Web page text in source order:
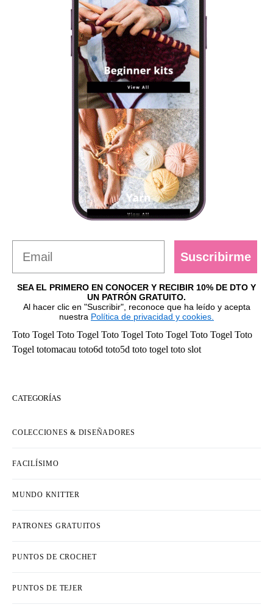
Suscribirme
SEA EL PRIMERO EN CONOCER Y RECIBIR 10% DE DTO Y
UN PATRÓN GRATUITO.
Al hacer clic en "Suscribir", reconoce que ha leído y acepta
nuestra Política de privacidad y cookies.
Toto Togel Toto Togel Toto Togel Toto Togel Toto Togel Toto
Togel totomacau toto6d toto5d toto togel toto slot
CATEGORÍAS
COLECCIONES & DISEÑADORES
FACILÍSIMO
MUNDO KNITTER
PATRONES GRATUITOS
PUNTOS DE CROCHET
PUNTOS DE TEJER